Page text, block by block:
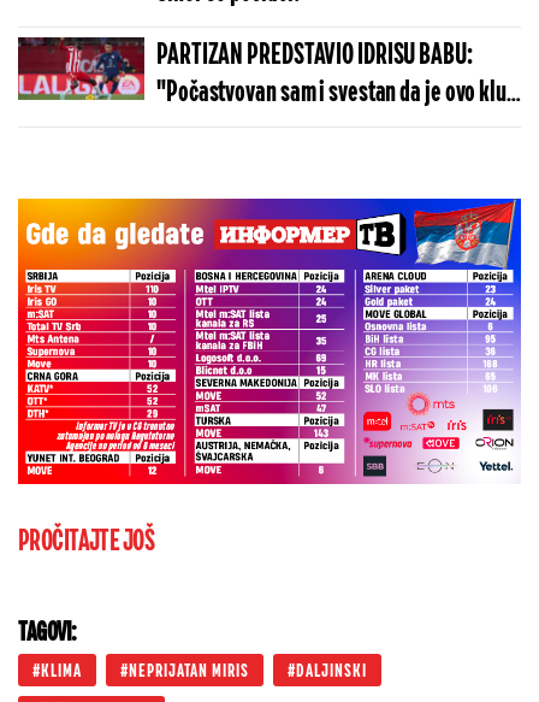
PARTIZAN PREDSTAVIO IDRISU BABU:
"Počastvovan sam i svestan da je ovo klub
sa velikom istorijom"
PROČITAJTE JOŠ
TAGOVI:
KLIMA NEPRIJATAN MIRIS DALJINSKI